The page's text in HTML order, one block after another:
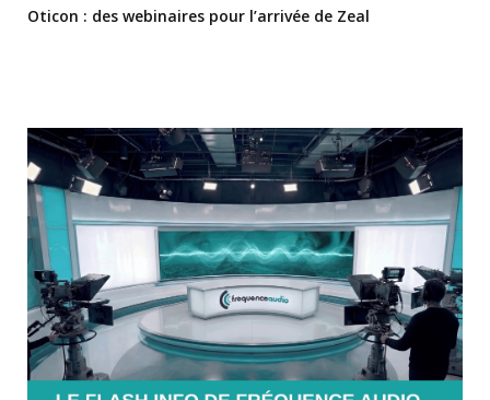
Oticon : des webinaires pour l’arrivée de Zeal